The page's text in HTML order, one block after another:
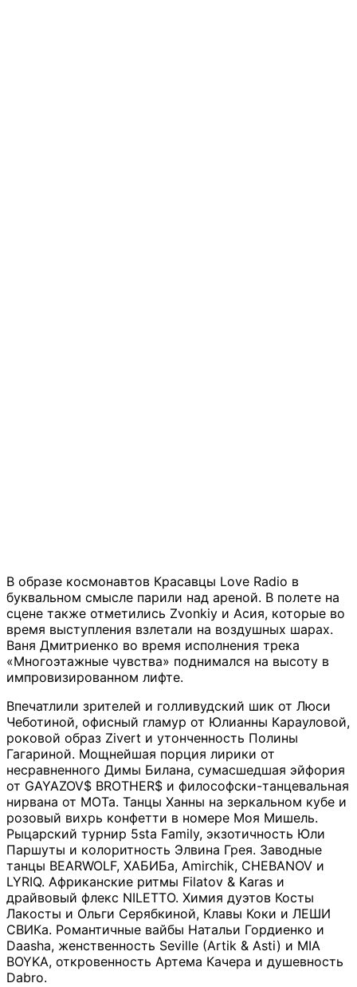
В образе космонавтов Красавцы Love Radio в
буквальном смысле парили над ареной. В полете на
сцене также отметились Zvonkiy и Асия, которые во
время выступления взлетали на воздушных шарах.
Ваня Дмитриенко во время исполнения трека
«Многоэтажные чувства» поднимался на высоту в
импровизированном лифте.
Впечатлили зрителей и голливудский шик от Люси
Чеботиной, офисный гламур от Юлианны Карауловой,
роковой образ Zivert и утонченность Полины
Гагариной. Мощнейшая порция лирики от
несравненного Димы Билана, сумасшедшая эйфория
от GAYAZOV$ BROTHER$ и философски-танцевальная
нирвана от МОТа. Танцы Ханны на зеркальном кубе и
розовый вихрь конфетти в номере Моя Мишель.
Рыцарский турнир 5sta Family, экзотичность Юли
Паршуты и колоритность Элвина Грея. Заводные
танцы BEARWOLF, ХАБИБа, Amirchik, CHEBANOV и
LYRIQ. Африканские ритмы Filatov & Karas и
драйвовый флекс NILETTO. Химия дуэтов Косты
Лакосты и Ольги Серябкиной, Клавы Коки и ЛЕШИ
СВИКа. Романтичные вайбы Натальи Гордиенко и
Daasha, женственность Seville (Artik & Asti) и MIA
BOYKA, откровенность Артема Качера и душевность
Dabro.